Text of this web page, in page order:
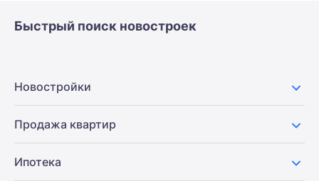
Быстрый поиск новостроек
Новостройки
Продажа квартир
Ипотека